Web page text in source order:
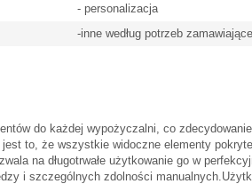
- personalizacja
-inne według potrzeb
do każdej wypożyczalni, co
jest to, że wszystkie widoczne elementy
na długotrwałe użytkowanie go w
i szczególnych zdolności manualnych.